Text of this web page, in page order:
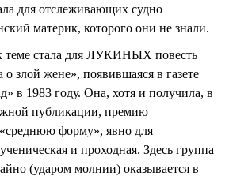
для отслеживающих судно
материк, которого они не знали.
теме стала для ЛУКИНЫХ повесть
о злой жене», появившаяся в газете
в 1983 году. Она, хотя и получила, в
публикации, премию
форму», явно для
и проходная. Здесь группа
(ударом молнии) оказывается в